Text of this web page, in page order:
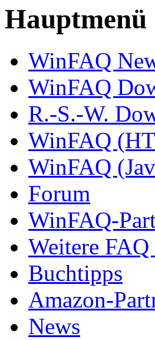
Hauptmenü
WinFAQ
WinFAQ
R.-S.-W.
WinFAQ
WinFAQ
Forum
WinFAQ-
Weitere FAQ
Buchtipps
Amazon-
News